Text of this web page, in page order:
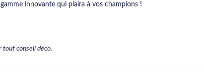
innovante qui plaira à vos champions !
tout conseil déco.